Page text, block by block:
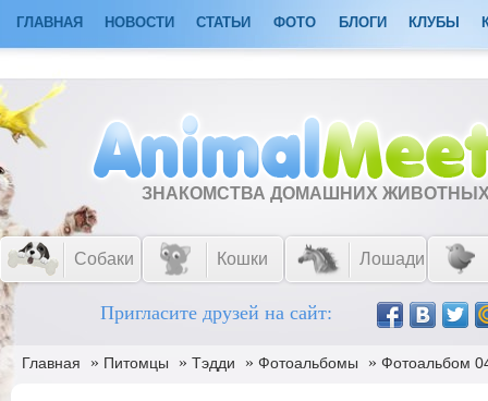
ГЛАВНАЯ НОВОСТИ СТАТЬИ ФОТО БЛОГИ КЛУБЫ
ЗНАКОМСТВА ДОМАШНИХ
Собаки Кошки Лошади
Пригласите друзей на сайт:
Главная » Питомцы » Тэдди » Фотоальбомы » Фотоальбом